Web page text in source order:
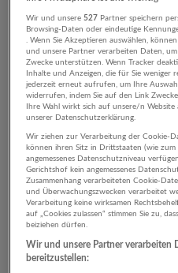
Umkreis
1 Einkauf,
Wir und unsere527 Partner speichern
Browsing-Daten oder eindeutige
. Wenn Sie Akzeptieren auswählen,
und unsere Partner verarbeiten Daten,
Zwecke unterstützen. Wenn Tracker
Inhalte und Anzeigen, die für Sie weniger
jederzeit erneut aufrufen, um Ihre
widerrufen, indem Sie auf den Link
Ihre Wahl wirkt sich auf unsere/n
unserer Datenschutzerklärung.
Wir ziehen zur Verarbeitung der Cookie-
können ihren Sitz in Drittstaaten (wie zum
angemessenes Datenschutzniveau
Gerichtshof kein angemessenes
Zusammenhang verarbeiteten Cookie-
und Überwachungszwecken verarbeitet
Verarbeitung keine wirksamen
auf „Cookies zulassen“ stimmen Sie zu,
beiziehen dürfen.
Wir und unsere Partner verarbeiten
bereitzustellen: